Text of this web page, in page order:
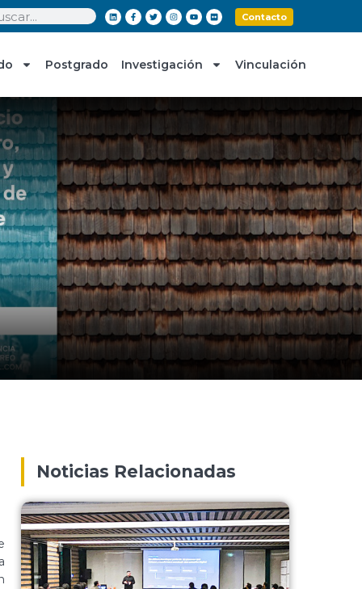
Contacto
Postgrado Investigación Vinculación
Noticias Relacionadas